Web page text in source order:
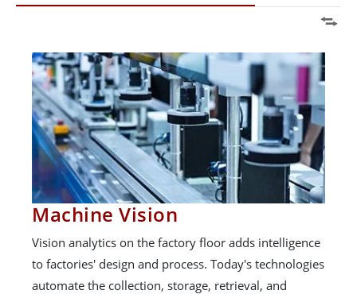
Machine Vision
Vision analytics on the factory floor adds intelligence
to factories' design and process. Today's technologies
automate the collection, storage, retrieval, and